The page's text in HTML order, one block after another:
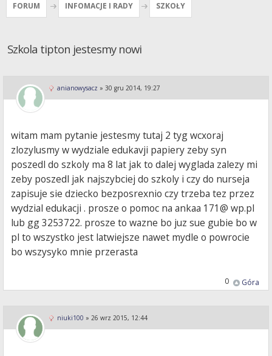
FORUM INFOMACJE I RADY SZKOŁY
Szkola tipton jestesmy nowi
anianowysacz » 30 gru 2014, 19:27
witam mam pytanie jestesmy tutaj 2 tyg wcxoraj
zlozylusmy w wydziale edukavji papiery zeby syn
poszedl do szkoly ma 8 lat jak to dalej wyglada zalezy mi
zeby poszedl jak najszybciej do szkoly i czy do nurseja
zapisuje sie dziecko bezposrexnio czy trzeba tez przez
wydzial edukacji . prosze o pomoc na ankaa 171@ wp.pl
lub gg 3253722. prosze to wazne bo juz sue gubie bo w
pl to wszystko jest latwiejsze nawet mydle o powrocie
bo wszysyko mnie przerasta
Góra
0
niuki100 » 26 wrz 2015, 12:44